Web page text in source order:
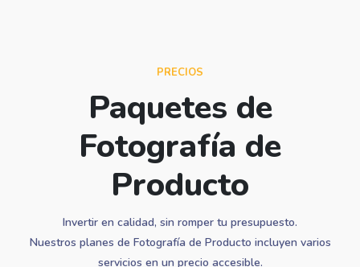
PRECIOS
Paquetes de
Fotografía de
Producto
Invertir en calidad, sin romper tu presupuesto.
Nuestros planes de Fotografía de Producto incluyen varios
servicios en un precio accesible.